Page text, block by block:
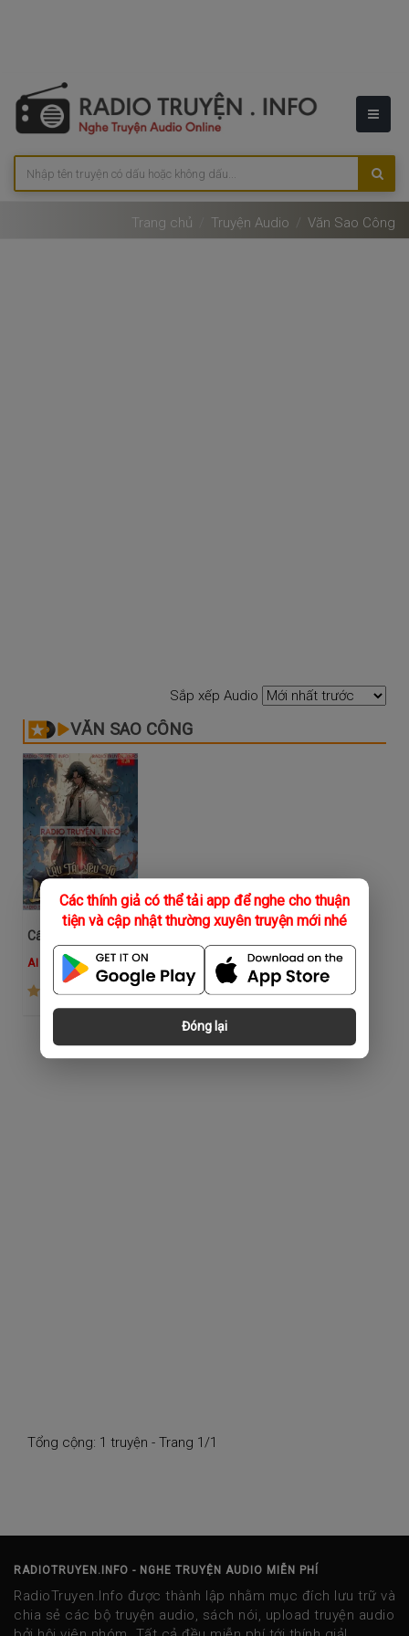
Các thính giả có thể tải app để nghe cho thuận
tiện và cập nhật thường xuyên truyện mới nhé
Đóng lại
Trang chủ Truyện Audio Văn Sao Công
Sắp xếp Audio
VĂN SAO CÔNG
AI Nữ
Tổng cộng: 1 truyện - Trang 1/1
RADIOTRUYEN.INFO - NGHE TRUYỆN AUDIO MIỄN PHÍ
RadioTruyen.Info được thành lập nhằm mục đích lưu trữ và
chia sẻ các bộ truyện audio, sách nói, upload truyện audio